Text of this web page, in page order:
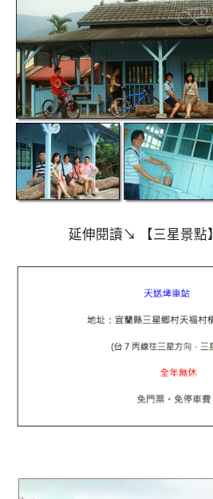
延伸閱讀↘ 【三星景點】